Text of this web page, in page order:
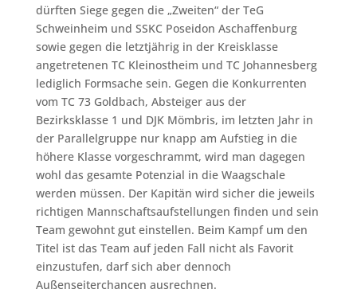
dürften Siege gegen die „Zweiten“ der TeG
Schweinheim und SSKC Poseidon Aschaffenburg
sowie gegen die letztjährig in der Kreisklasse
angetretenen TC Kleinostheim und TC Johannesberg
lediglich Formsache sein. Gegen die Konkurrenten
vom TC 73 Goldbach, Absteiger aus der
Bezirksklasse 1 und DJK Mömbris, im letzten Jahr in
der Parallelgruppe nur knapp am Aufstieg in die
höhere Klasse vorgeschrammt, wird man dagegen
wohl das gesamte Potenzial in die Waagschale
werden müssen. Der Kapitän wird sicher die jeweils
richtigen Mannschaftsaufstellungen finden und sein
Team gewohnt gut einstellen. Beim Kampf um den
Titel ist das Team auf jeden Fall nicht als Favorit
einzustufen, darf sich aber dennoch
Außenseiterchancen ausrechnen.